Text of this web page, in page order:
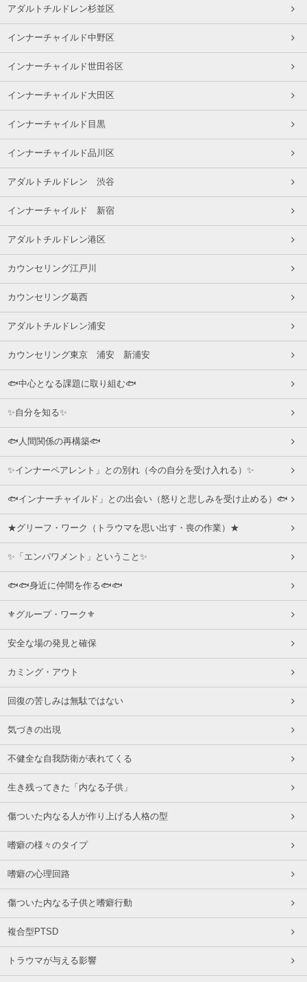
アダルトチルドレン杉並区
インナーチャイルド中野区
インナーチャイルド世田谷区
インナーチャイルド大田区
インナーチャイルド目黒
インナーチャイルド品川区
アダルトチルドレン 渋谷
インナーチャイルド 新宿
アダルトチルドレン港区
カウンセリング江戸川
カウンセリング葛西
アダルトチルドレン浦安
カウンセリング東京 浦安 新浦安
🐟中心となる課題に取り組む🐟
✨自分を知る✨
🐟人間関係の再構築🐟
✨インナーペアレント」との別れ（今の自分を受け入れる）✨
🐟インナーチャイルド」との出会い（怒りと悲しみを受け止める）🐟
★グリーフ・ワーク（トラウマを思い出す・喪の作業）★
✨「エンパワメント」ということ✨
🐟🐟身近に仲間を作る🐟🐟
⚜グループ・ワーク⚜
安全な場の発見と確保
カミング・アウト
回復の苦しみは無駄ではない
気づきの出現
不健全な自我防衛が表れてくる
生き残ってきた「内なる子供」
傷ついた内なる人が作り上げる人格の型
嗜癖の様々のタイプ
嗜癖の心理回路
傷ついた内なる子供と嗜癖行動
複合型PTSD
トラウマが与える影響